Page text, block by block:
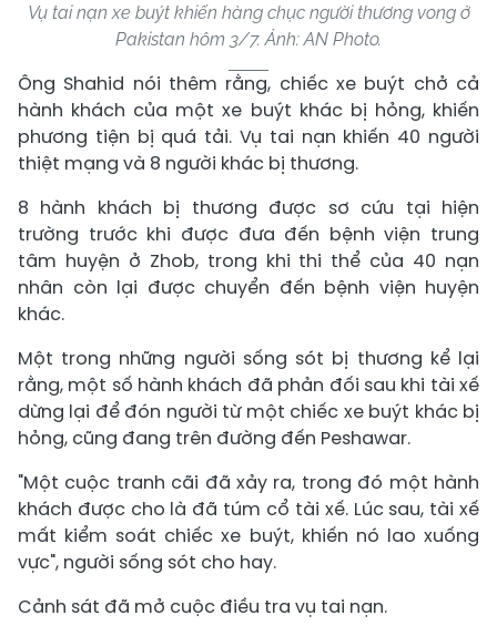
Vụ tai nạn xe buýt khiến hàng chục người thương vong ở
Pakistan hôm 3/7. Ảnh: AN Photo.
Ông Shahid nói thêm rằng, chiếc xe buýt chở cả
hành khách của một xe buýt khác bị hỏng, khiến
phương tiện bị quá tải. Vụ tai nạn khiến 40 người
thiệt mạng và 8 người khác bị thương.
8 hành khách bị thương được sơ cứu tại hiện
trường trước khi được đưa đến bệnh viện trung
tâm huyện ở Zhob, trong khi thi thể của 40 nạn
nhân còn lại được chuyển đến bệnh viện huyện
khác.
Một trong những người sống sót bị thương kể lại
rằng, một số hành khách đã phản đối sau khi tài xế
dừng lại để đón người từ một chiếc xe buýt khác bị
hỏng, cũng đang trên đường đến Peshawar.
"Một cuộc tranh cãi đã xảy ra, trong đó một hành
khách được cho là đã túm cổ tài xế. Lúc sau, tài xế
mất kiểm soát chiếc xe buýt, khiến nó lao xuống
vực", người sống sót cho hay.
Cảnh sát đã mở cuộc điều tra vụ tai nạn.